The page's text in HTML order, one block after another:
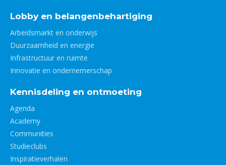
Lobby en belangenbehartiging
Arbeidsmarkt en onderwijs
Duurzaamheid en energie
Infrastructuur en ruimte
Innovatie en ondernemerschap
Kennisdeling en ontmoeting
Agenda
Academy
Communities
Studieclubs
Inspiratieverhalen